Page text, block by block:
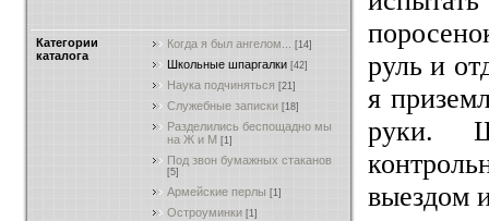
Категории
каталога
Когда я был ангелом... [14]
Школьные шпаргалки [42]
Наука подчиняться [21]
Служебные записки [18]
Разделились беспощадно мы
на Ж и М [1]
Под звон бумажных стаканов
[5]
Армейские перлы [1]
Остроуминки [1]
руль и
я
руки.
выездом